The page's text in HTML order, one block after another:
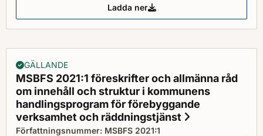
Ladda ner
MSBFS 2021:4 föreskrifter och
GÄLLANDE
MSBFS 2021:1 föreskrifter och allmänna råd
om innehåll och struktur i kommunens
handlingsprogram för förebyggande
verksamhet och räddningstjänst
Författningsnummer: MSBFS 2021:1